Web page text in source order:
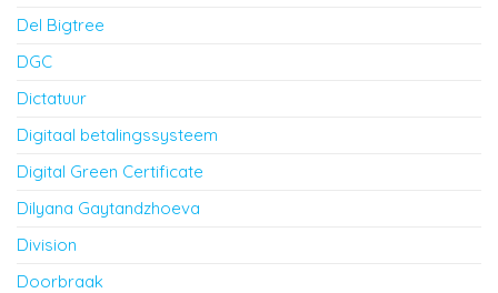
Del Bigtree
DGC
Dictatuur
Digitaal betalingssysteem
Digital Green Certificate
Dilyana Gaytandzhoeva
Division
Doorbraak